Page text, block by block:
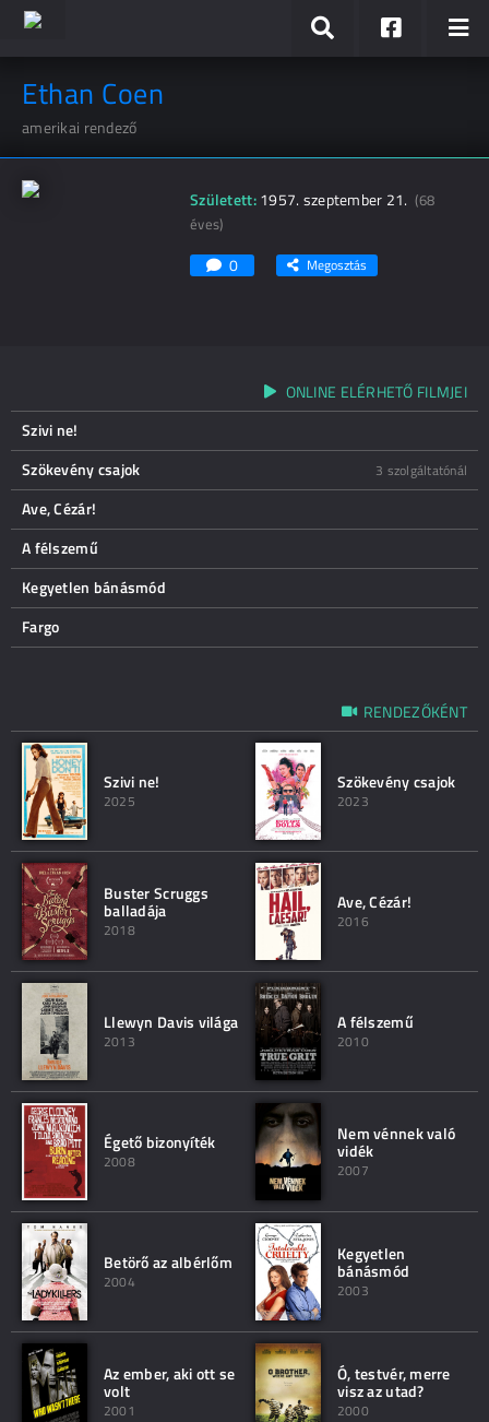
Ethan Coen
amerikai rendező
Született:1957. szeptember 21.(68
éves)
0 Megosztás
ONLINE ELÉRHETŐ FILMJEI
Szivi ne!
Szökevény csajok
3 szolgáltatónál
Ave, Cézár!
A félszemű
Kegyetlen bánásmód
Fargo
RENDEZŐKÉNT
Szivi ne!
2025
Szökevény csajok
2023
Buster Scruggs
balladája
2018
Ave, Cézár!
2016
Llewyn Davis világa
2013
A félszemű
2010
Égető bizonyíték
2008
Nem vénnek való
vidék
2007
Betörő az albérlőm
2004
Kegyetlen
bánásmód
2003
Az ember, aki ott se
volt
2001
Ó, testvér, merre
visz az utad?
2000